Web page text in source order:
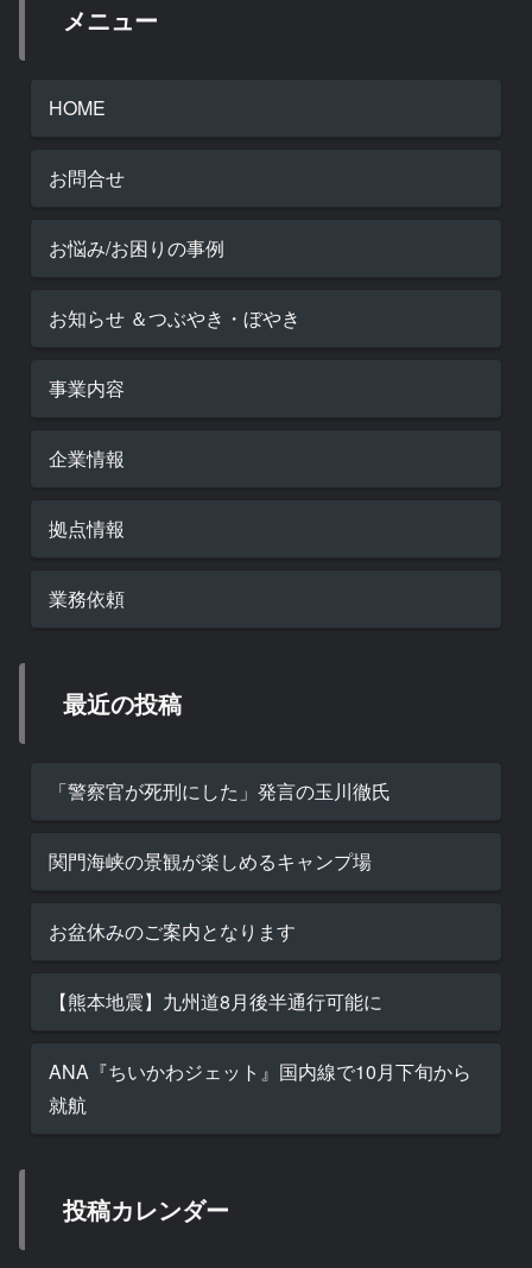
メニュー
HOME
お問合せ
お悩み/お困りの事例
お知らせ ＆つぶやき・ぼやき
事業内容
企業情報
拠点情報
業務依頼
最近の投稿
「警察官が死刑にした」発言の玉川徹氏
関門海峡の景観が楽しめるキャンプ場
お盆休みのご案内となります
【熊本地震】九州道8月後半通行可能に
ANA『ちいかわジェット』国内線で10月下旬から
就航
投稿カレンダー